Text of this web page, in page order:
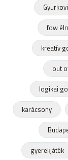
fow
kreatív
out
logikai
karácsony
gyerekjáték